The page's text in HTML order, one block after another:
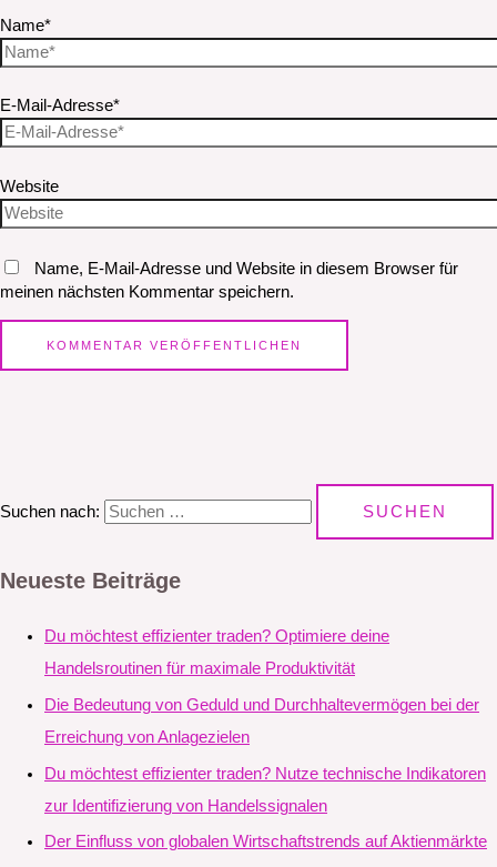
Name*
E-Mail-Adresse*
Website
Name, E-Mail-Adresse und Website in diesem Browser für
meinen nächsten Kommentar speichern.
Suchen nach:
Neueste Beiträge
Du möchtest effizienter traden? Optimiere deine
Handelsroutinen für maximale Produktivität
Die Bedeutung von Geduld und Durchhaltevermögen bei der
Erreichung von Anlagezielen
Du möchtest effizienter traden? Nutze technische Indikatoren
zur Identifizierung von Handelssignalen
Der Einfluss von globalen Wirtschaftstrends auf Aktienmärkte